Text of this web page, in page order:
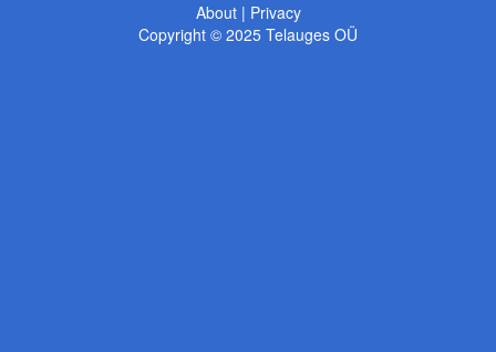
About| Privacy
Copyright © 2025 Telauges OÜ